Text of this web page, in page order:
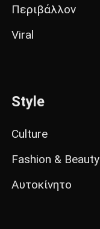
Περιβάλλον
Viral
Style
Culture
Fashion & Beauty
Αυτοκίνητο